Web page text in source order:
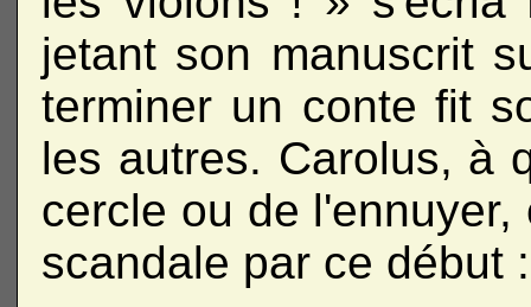
jetant son manuscrit
terminer un conte fit
les autres. Carolus, à
cercle ou de
scandale par ce début :